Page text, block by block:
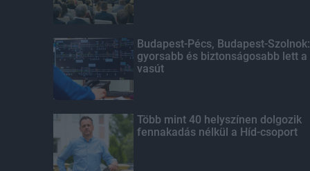
Budapest-Pécs, Budapest-Szolnok:
gyorsabb és biztonságosabb lett a
vasút
Több mint 40 helyszínen dolgozik
fennakadás nélkül a Híd-csoport